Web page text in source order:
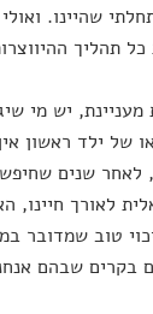
שהיינו.
תהליך
יש מי
של ילד ראשון
שנים
לאורך
טוב שמדובר
בקרים שבהם